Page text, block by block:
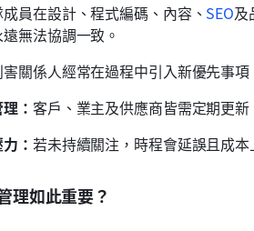
成員在設計、程式編碼、內容、 SEO及
無法協調一致。
害關係人經常在過程中引入新優先事
： 客戶、業主及供應商皆需定期更
： 若未持續關注，時程會延誤且成
理如此重要？